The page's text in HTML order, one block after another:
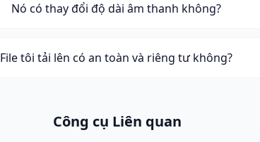
Nó có thay đổi độ dài âm thanh không?
File tôi tải lên có an toàn và riêng tư không?
Công cụ Liên quan